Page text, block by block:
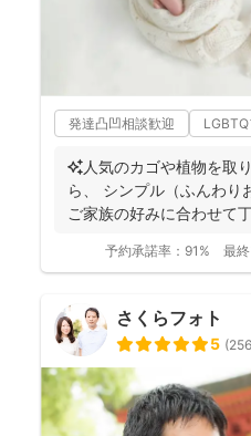
発達凸凹相談歓迎
✨人気のカゴや植物を取
ら、 シンプル（ふんわり
ご家族の好みに合わせて
予約承諾率： 91% 最
さくらフォト
5 (256